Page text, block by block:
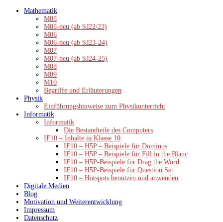
Zum
Mathematik
M05
M05-neu (ab SJ22/23)
M06
M06-neu (ab SJ23-24)
M07
M07-neu (ab SJ24-25)
M08
M09
M10
Begriffe und Erläuterungen
Physik
Einführungshinweise zum Physikunterricht
Informatik
Informatik
Die Bestandteile des Computers
IF10 – Inhalte in Klasse 10
IF10 – H5P – Beispiele für Dominos
IF10 – H5P – Beispiele für Fill in the Blanc
IF10 – H5P-Beispiele für Drag the Word
IF10 – H5P-Beispiele für Question Set
IF10 – Hotspots benutzen und anwenden
Digitale Medien
Blog
Motivation und Weiterentwicklung
Impressum
Datenschutz